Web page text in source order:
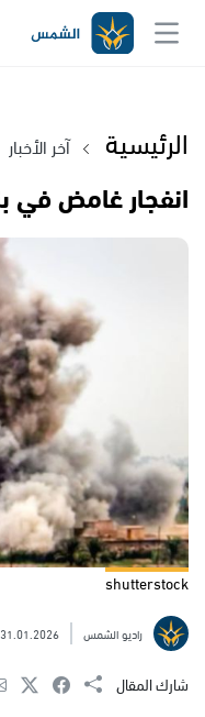
الرئيسية آخر الأخبار
انفجار غامض في
shutterstock
راديو الشمس 31.01.2026
شارك المقال